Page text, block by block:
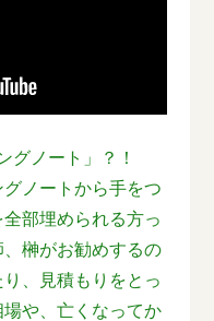
グノート」？！
ノートから手をつ
部埋められる方っ
榊がお勧めするの
、見積もりをとっ
や、亡くなってか